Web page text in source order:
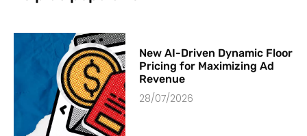
New AI-Driven Dynamic Floor
Pricing for Maximizing Ad
Revenue
28/07/2026